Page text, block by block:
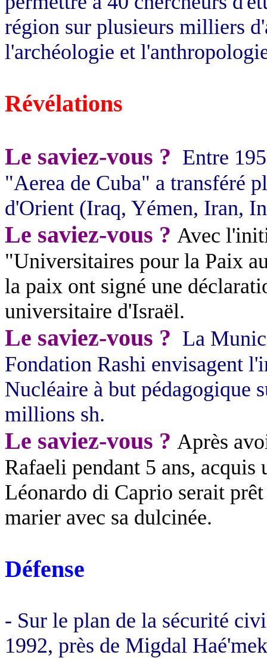
région sur plusieurs milliers
l'archéologie et
Révélations
Le saviez-vous ? Entre
"Aerea de Cuba" a transféré
d'Orient (Iraq, Yémen, Iran,
Le saviez-vous ? Avec
"Universitaires pour la Paix
la paix ont signé une
universitaire d'Israël.
Le saviez-vous ? La
Fondation Rashi envisagent
Nucléaire à but pédagogique
millions sh.
Le saviez-vous ? Après
Rafaeli pendant 5 ans, acquis
Léonardo di Caprio serait
marier avec sa dulcinée.
Défense
- Sur le plan de la sécurité
1992, près de Migdal